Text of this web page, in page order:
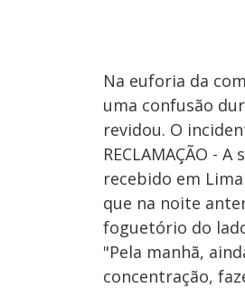
Na euforia da
uma confusão
revidou. O
RECLAMAÇÃO -
recebido em
que na noite
foguetório do
"Pela manhã,
concentração,